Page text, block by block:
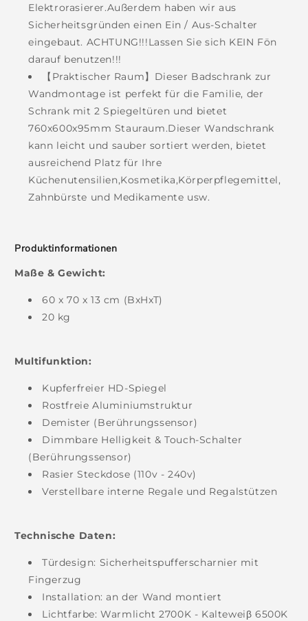
Elektrorasierer.Außerdem haben wir aus
Sicherheitsgründen einen Ein / Aus-Schalter
eingebaut. ACHTUNG!!!Lassen Sie sich KEIN Fön
darauf benutzen!!!
【Praktischer Raum】Dieser Badschrank zur
Wandmontage ist perfekt für die Familie, der
Schrank mit 2 Spiegeltüren und bietet
760x600x95mm Stauraum.Dieser Wandschrank
kann leicht und sauber sortiert werden, bietet
ausreichend Platz für Ihre
Küchenutensilien,Kosmetika,Körperpflegemittel,
Zahnbürste und Medikamente usw.
Produktinformationen
Maße & Gewicht:
60 x 70 x 13 cm (BxHxT)
20 kg
Multifunktion:
Kupferfreier HD-Spiegel
Rostfreie Aluminiumstruktur
Demister (Berührungssensor)
Dimmbare Helligkeit & Touch-Schalter
(Berührungssensor)
Rasier Steckdose (110v - 240v)
Verstellbare interne Regale und Regalstützen
Technische Daten:
Türdesign: Sicherheitspufferscharnier mit
Fingerzug
Installation: an der Wand montiert
Lichtfarbe: Warmlicht 2700K - Kalteweiβ 6500K